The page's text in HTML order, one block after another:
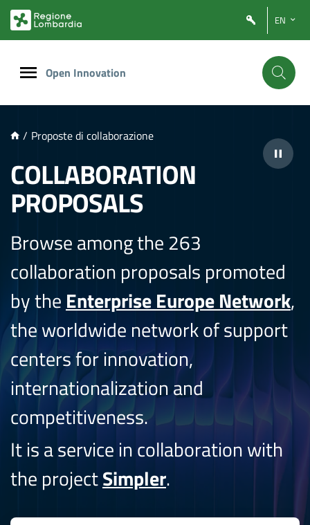
PRINCIPALE
EN
Open Innovation
/ Proposte di collaborazione
COLLABORATION
PROPOSALS
Browse among the 263
collaboration proposals promoted
by the Enterprise Europe Network,
the worldwide network of support
centers for innovation,
internationalization and
competitiveness.
It is a service in collaboration with
the projectSimpler.